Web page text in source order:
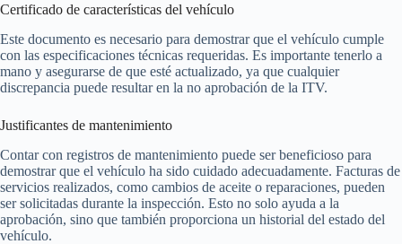
Certificado de características del vehículo
Este documento es necesario para demostrar que el vehículo cumple
con las especificaciones técnicas requeridas. Es importante tenerlo a
mano y asegurarse de que esté actualizado, ya que cualquier
discrepancia puede resultar en la no aprobación de la ITV.
Justificantes de mantenimiento
Contar con registros de mantenimiento puede ser beneficioso para
demostrar que el vehículo ha sido cuidado adecuadamente. Facturas de
servicios realizados, como cambios de aceite o reparaciones, pueden
ser solicitadas durante la inspección. Esto no solo ayuda a la
aprobación, sino que también proporciona un historial del estado del
vehículo.